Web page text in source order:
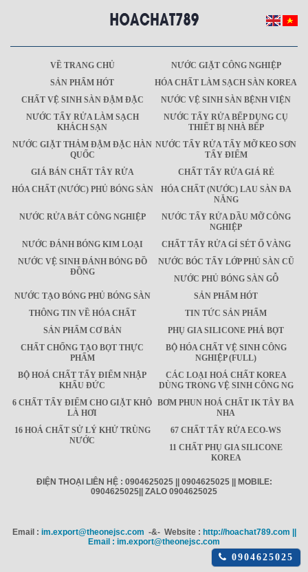
VỀ TRANG CHỦ
NƯỚC GIẶT CÔNG NGHIỆP
SẢN PHẨM HÓT
HÓA CHẤT LÀM SẠCH SÀN KOREA
CHẤT VỆ SINH SÀN ĐẬM ĐẶC
NƯỚC VỆ SINH SÀN BỆNH VIỆN
NƯỚC TẨY RỬA LÀM SẠCH
KHÁCH SẠN
NƯỚC TẨY RỬA BẾP DỤNG CỤ
THIẾT BỊ NHÀ BẾP
NƯỚC GIẶT THẢM ĐẬM ĐẶC HÀN
QUỐC
NƯỚC TẨY RỬA TẨY MỠ KEO SƠN
TẨY ĐIỂM
GIÁ BÁN CHẤT TÂY RỬA
CHẤT TẨY RỬA GIÁ RẺ
HÓA CHẤT (NƯỚC) PHỦ BÓNG SÀN
HÓA CHẤT (NƯỚC) LAU SÀN ĐA
NĂNG
NƯỚC RỬA BÁT CÔNG NGHIỆP
NƯỚC TẨY RỬA DẦU MỠ CÔNG
NGHIỆP
NƯỚC ĐÁNH BÓNG KIM LOẠI
CHẤT TẨY RỬA GỈ SÉT Ố VÀNG
NƯỚC VỆ SINH ĐÁNH BÓNG ĐỒ
ĐỒNG
NƯỚC BÓC TẨY LỚP PHỦ SÀN CŨ
NƯỚC PHỦ BÓNG SÀN GỖ
NƯỚC TẠO BÓNG PHỦ BÓNG SÀN
SẢN PHẨM HÓT
THÔNG TIN VỀ HÓA CHẤT
TIN TỨC SẢN PHẨM
SẢN PHẨM CƠ BẢN
PHỤ GIA SILICONE PHÁ BỌT
CHẤT CHỐNG TẠO BỌT THỰC
PHẨM
BỘ HÓA CHẤT VỆ SINH CÔNG
NGHIỆP (FULL)
BỘ HOÁ CHẤT TẨY ĐIỂM NHẬP
KHẨU ĐỨC
CÁC LOẠI HOÁ CHẤT KOREA
DÙNG TRONG VỆ SINH CÔNG NG
6 CHẤT TẨY ĐIỂM CHO GIẶT KHÔ
LÀ HƠI
BƠM PHUN HOÁ CHẤT IK TÂY BA
NHA
16 HOÁ CHẤT SỬ LÝ KHỬ TRÙNG
NƯỚC
67 CHẤT TẨY RỬA ECO-WS
11 CHẤT PHỤ GIA SILICONE
KOREA
ĐIỆN THOẠI LIÊN HỆ : 0904625025 || 0904625025 || MOBILE:
0904625025|| ZALO 0904625025
Email : im.export@theonejsc.com -&- Website : http://hoachat789.com ||
Email : im.export@theonejsc.com
Click
để
0904625025